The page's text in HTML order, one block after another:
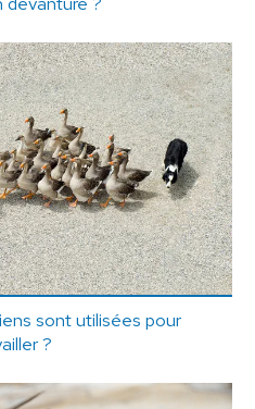
sont utilisées pour
?